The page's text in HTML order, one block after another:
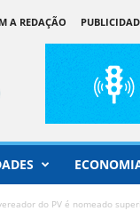
A REDAÇÃO
do PV é nomeado